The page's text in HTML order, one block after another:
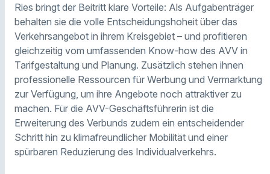
Ries bringt der Beitritt klare Vorteile: Als Aufgabenträger
behalten sie die volle Entscheidungshoheit über das
Verkehrsangebot in ihrem Kreisgebiet – und profitieren
gleichzeitig vom umfassenden Know-how des AVV in
Tarifgestaltung und Planung. Zusätzlich stehen ihnen
professionelle Ressourcen für Werbung und Vermarktung
zur Verfügung, um ihre Angebote noch attraktiver zu
machen. Für die AVV-Geschäftsführerin ist die
Erweiterung des Verbunds zudem ein entscheidender
Schritt hin zu klimafreundlicher Mobilität und einer
spürbaren Reduzierung des Individualverkehrs.